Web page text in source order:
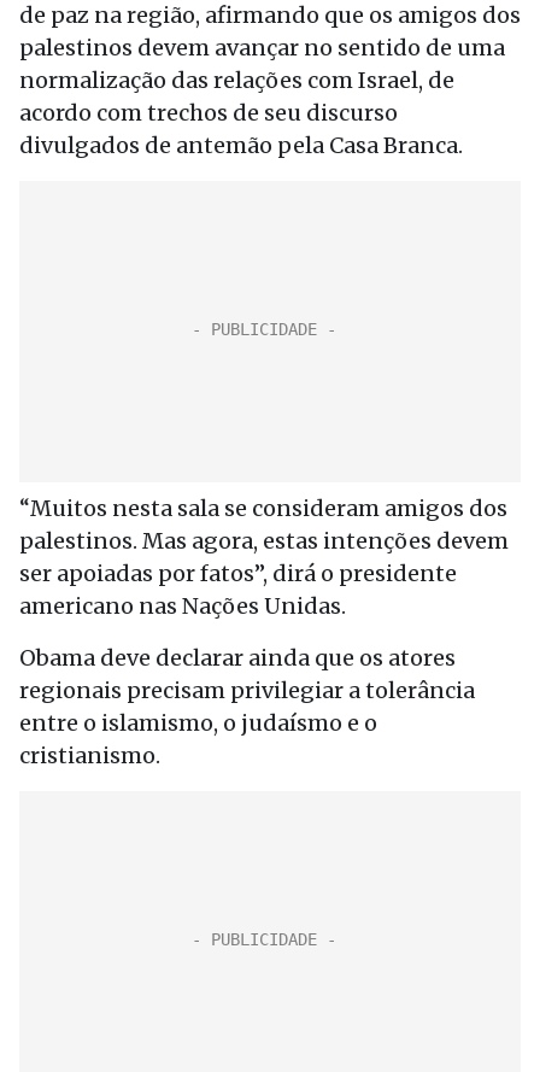
de paz na região, afirmando que os amigos dos
palestinos devem avançar no sentido de uma
normalização das relações com Israel, de
acordo com trechos de seu discurso
divulgados de antemão pela Casa Branca.
“Muitos nesta sala se consideram amigos dos
palestinos. Mas agora, estas intenções devem
ser apoiadas por fatos”, dirá o presidente
americano nas Nações Unidas.
Obama deve declarar ainda que os atores
regionais precisam privilegiar a tolerância
entre o islamismo, o judaísmo e o
cristianismo.